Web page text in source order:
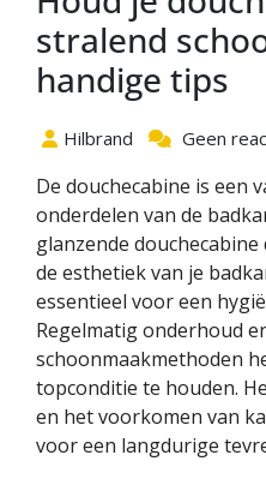
stralend
handige tips
Hilbrand Geen
De douchecabine is een
onderdelen van de
glanzende
de esthetiek van je
essentieel voor een
Regelmatig onderhoud
schoonmaakmethoden
topconditie te houden.
en het voorkomen van
voor een langdurige